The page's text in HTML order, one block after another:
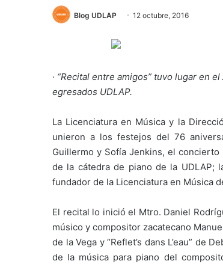
Blog UDLAP 12 octubre, 2016
· “Recital entre amigos” tuvo lugar en
egresados UDLAP.
La Licenciatura en Música y la
unieron a los festejos del 76
Guillermo y Sofía Jenkins, el concierto
de la cátedra de piano de la UDLAP;
fundador de la Licenciatura en Música
El recital lo inició el Mtro. Daniel
músico y compositor zacatecano
de la Vega y “Reflet’s dans L’eau” de
de la música para piano del